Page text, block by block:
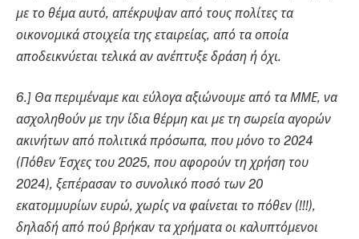
με το θέμα αυτό, απέκρυψαν από τους πολίτες τα
οικονομικά στοιχεία της εταιρείας, από τα οποία
αποδεικνύεται τελικά αν ανέπτυξε δράση ή όχι.
6.] Θα περιμέναμε και εύλογα αξιώνουμε από τα ΜΜΕ, να
ασχοληθούν με την ίδια θέρμη και με τη σωρεία αγορών
ακινήτων από πολιτικά πρόσωπα, που μόνο το 2024
(Πόθεν Έσχες του 2025, που αφορούν τη χρήση του
2024), ξεπέρασαν το συνολικό ποσό των 20
εκατομμυρίων ευρώ, χωρίς να φαίνεται το πόθεν (!!!),
δηλαδή από πού βρήκαν τα χρήματα οι καλυπτόμενοι